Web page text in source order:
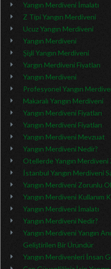
Yangın Merdiveni İmalatı
Z Tipi Yangın Merdiveni
Ucuz Yangın Merdiveni
Yangın Merdiveni
Şişli Yangın Merdiveni
Yargın Merdiveni Fiyatları
Yangın Merdiveni
Profesyonel Yangın
Makaralı Yangın Merdiveni
Yangın Merdiveni Fiyatları
Yangın Merdiveni Fiyatları
Yangın Merdiveni Mevzuat
Yangın Merdiveni Nedir?
Otellerde Yangın Merdiveni
İstanbul Yangın Merdiveni
Yangın Merdiveni Zorunlu
Yangın Merdiveni Kullanım
Yangın Merdiveni İmalatı
Yangın Merdiveni Nedir?
Yangın Merdiveni Yangın
Geliştirilen Bir Üründür
Yangın Merdivenleri İnsan